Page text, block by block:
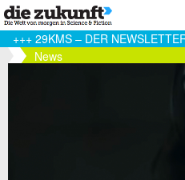
+++ 29KMS – DER
News